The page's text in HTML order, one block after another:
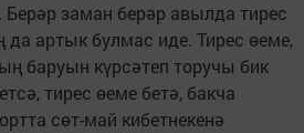
Берәр заман берәр авылда тирес
да артык булмас иде. Тирес өеме,
баруын күрсәтеп торучы бик
тирес өеме бетә, бакча
сөт-май кибетнекенә